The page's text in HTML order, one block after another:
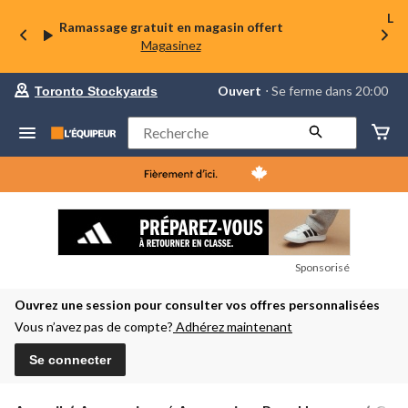
Ramassage gratuit en magasin offert
Magasinez
La
votre
préféré
Toronto
Stockyards,
courament
Ouvert,
ferme
dans
à
changer
Toronto Stockyards Ouvert ⋅ Se ferme dans 20:00
Rechercher
Sponsorisé
Ouvrez une session pour consulter vos offres personnalisées
Vous n’avez pas de compte? Adhérez maintenant
Se connecter